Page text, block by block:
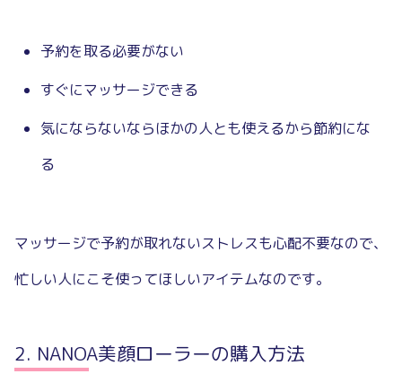
予約を取る必要がない
すぐにマッサージできる
気にならないならほかの人とも使えるから節約にな
る
マッサージで予約が取れないストレスも心配不要なので、
忙しい人にこそ使ってほしいアイテムなのです。
NANOA美顔ローラーの購入方法